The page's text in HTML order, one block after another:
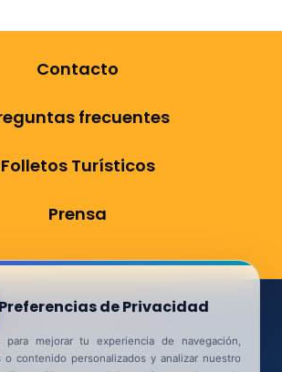
Contacto
frecuentes
Folletos Turísticos
Prensa
de Privacidad
para mejorar tu experiencia de navegación,
o contenido personalizados y analizar nuestro
Aviso Legal
Política de Privacidad